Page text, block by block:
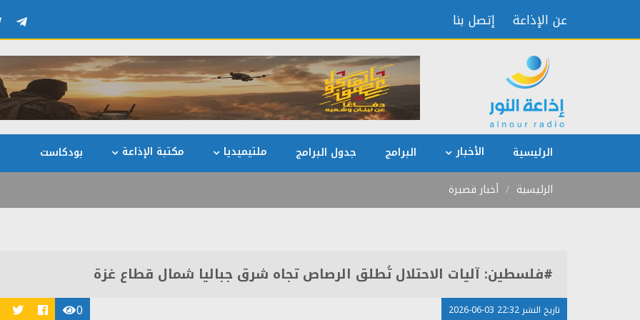
عن الإذاعة إتصل بنا
الرئيسية الأخبار البرامج جدول البرامج ملتيميديا مكتبة الإذاعة بودكاست
الرئيسية أخبار قصيرة
#فلسطين: آليات الاحتلال تُطلق الرصاص تجاه شرق جباليا شمال قطاع غزة
تاريخ النشر 22:32 03-06-2026 0